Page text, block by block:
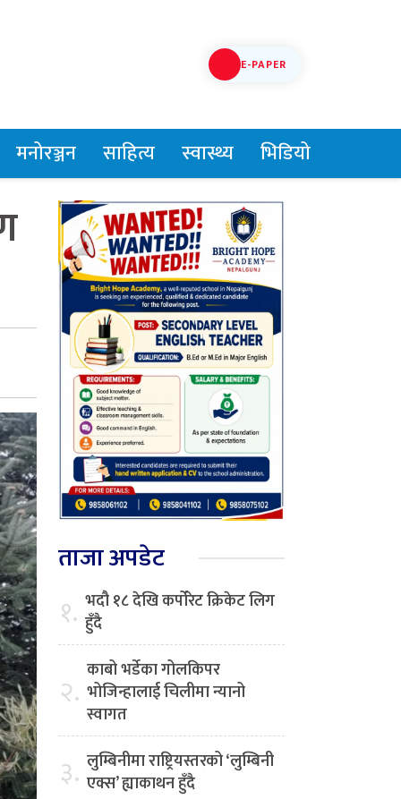
E-PAPER
मनोरञ्जन साहित्य स्वास्थ्य भिडियो
ताजा अपडेट
१. भदौ १८ देखि कर्पोरेट क्रिकेट लिग
हुँदै
२. काबो भर्डेका गोलकिपर
भोजिन्हालाई चिलीमा न्यानो
स्वागत
३. लुम्बिनीमा राष्ट्रियस्तरको ‘लुम्बिनी
एक्स’ ह्याकाथन हुँदै